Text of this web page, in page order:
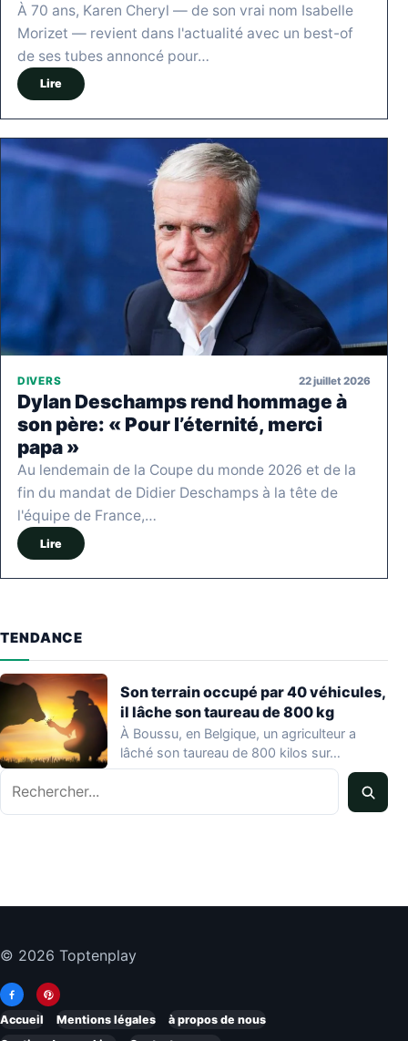
À 70 ans, Karen Cheryl — de son vrai nom Isabelle
Morizet — revient dans l'actualité avec un best-of
de ses tubes annoncé pour…
Lire
DIVERS 22 juillet 2026
Dylan Deschamps rend hommage à
son père: « Pour l’éternité, merci
papa »
Au lendemain de la Coupe du monde 2026 et de la
fin du mandat de Didier Deschamps à la tête de
l'équipe de France,…
Lire
TENDANCE
Son terrain occupé par 40 véhicules,
il lâche son taureau de 800 kg
À Boussu, en Belgique, un agriculteur a
lâché son taureau de 800 kilos sur…
© 2026 Toptenplay
Accueil Mentions légales
à propos de nous